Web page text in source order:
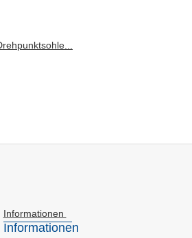
Informationen
Informationen